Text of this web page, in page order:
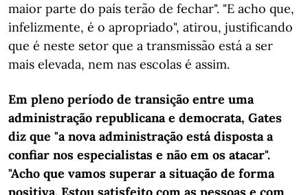
maior parte do país terão de fechar". "E acho que,
infelizmente, é o apropriado", atirou, justificando
que é neste setor que a transmissão está a ser
mais elevada, nem nas escolas é assim.
Em pleno período de transição entre uma
administração republicana e democrata, Gates
diz que "a nova administração está disposta a
confiar nos especialistas e não em os atacar".
"Acho que vamos superar a situação de forma